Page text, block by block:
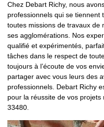
Chez Debart Richy, nous
professionnels qui se tiennent
toutes missions de travaux de
ses agglomérations. Nos
qualifié et expérimentés,
tâches dans le respect de
toujours à l’écoute de vos
partager avec vous leurs des
professionnels. Debart Richy
pour la réussite de vos
33480.